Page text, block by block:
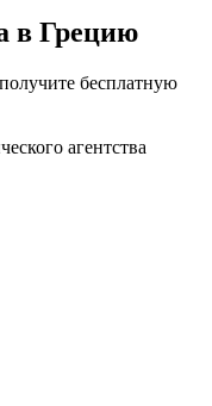
в Грецию
бесплатную
агентства